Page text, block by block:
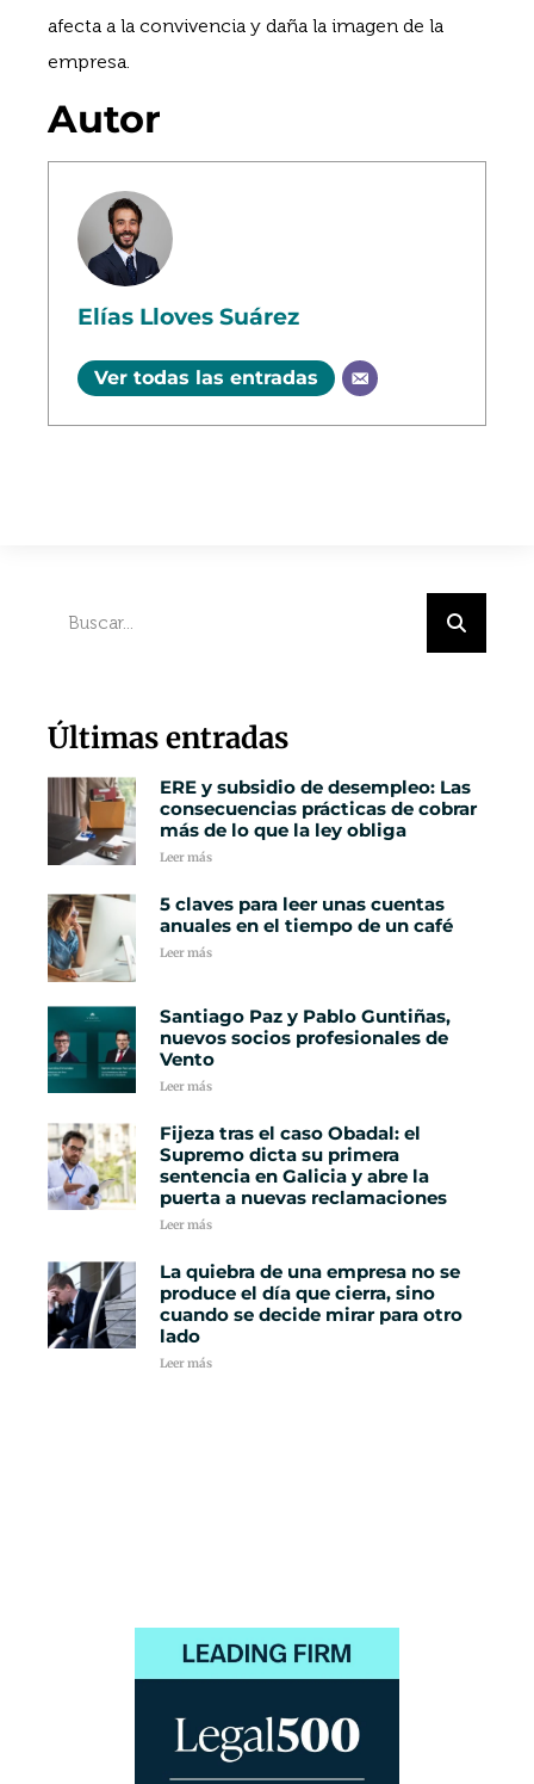
afecta a la convivencia y daña la imagen de la
empresa.
Autor
Elías Lloves Suárez
Ver todas las entradas
Últimas entradas
ERE y subsidio de desempleo: Las
consecuencias prácticas de cobrar
más de lo que la ley obliga
Leer más
5 claves para leer unas cuentas
anuales en el tiempo de un café
Leer más
Santiago Paz y Pablo Guntiñas,
nuevos socios profesionales de
Vento
Leer más
Fijeza tras el caso Obadal: el
Supremo dicta su primera
sentencia en Galicia y abre la
puerta a nuevas reclamaciones
Leer más
La quiebra de una empresa no se
produce el día que cierra, sino
cuando se decide mirar para otro
lado
Leer más